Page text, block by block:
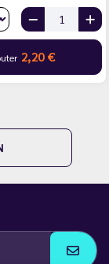
2,20 €